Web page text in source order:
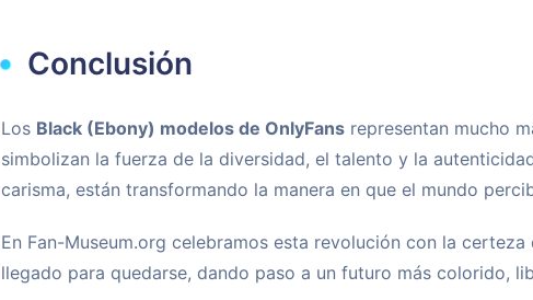
Conclusión
Los Black (Ebony) modelos de OnlyFans representan mucho
simbolizan la fuerza de la diversidad, el talento y la
carisma, están transformando la manera en que el mundo
En Fan-Museum.org celebramos esta revolución con la
llegado para quedarse, dando paso a un futuro más colorido,